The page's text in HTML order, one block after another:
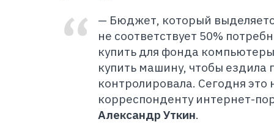
— Бюджет, который
не соответствует 50%
купить для фонда
купить машину, чтобы ездила
контролировала. Сегодня
корреспонденту интернет-
Александр Уткин.